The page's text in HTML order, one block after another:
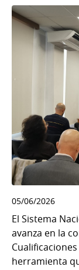
05/06/2026
El Sistema
avanza en la
herramienta